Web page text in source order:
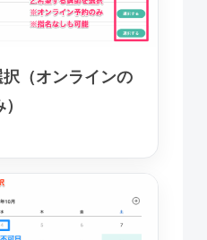
（オンラインの